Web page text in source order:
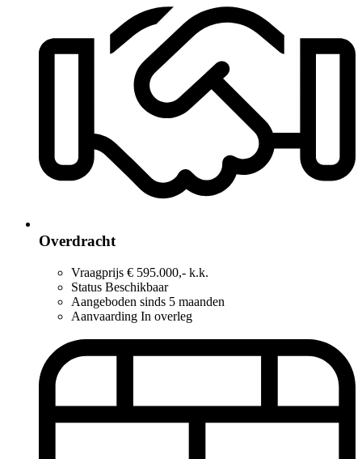
Overdracht
Vraagprijs € 595.000,- k.k.
Status Beschikbaar
Aangeboden sinds 5 maanden
Aanvaarding In overleg